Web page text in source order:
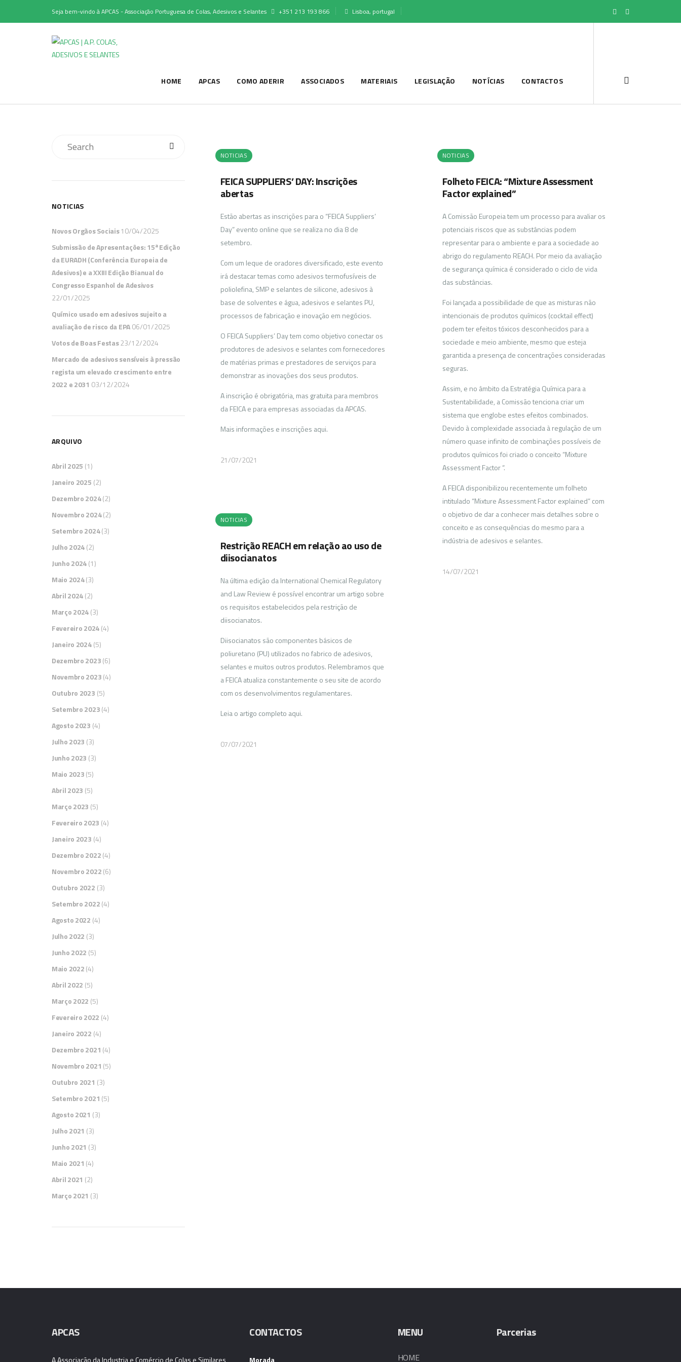
Seja bem-vindo à APCAS - Associação Portuguesa de Colas, Adesivos e Selantes +351 213 193 866 Lisboa, portugal
HOME APCAS COMO ADERIR ASSOCIADOS MATERIAIS LEGISLAÇÃO NOTÍCIAS CONTACTOS
NOTICIAS
FEICA SUPPLIERS’ DAY: Inscrições
abertas
Estão abertas as inscrições para o “FEICA Suppliers’
Day” evento online que se realiza no dia 8 de
setembro.
Com um leque de oradores diversificado, este evento
irá destacar temas como adesivos termofusíveis de
poliolefina, SMP e selantes de silicone, adesivos à
base de solventes e água, adesivos e selantes PU,
processos de fabricação e inovação em negócios.
O FEICA Suppliers’ Day tem como objetivo conectar os
produtores de adesivos e selantes com fornecedores
de matérias primas e prestadores de serviços para
demonstrar as inovações dos seus produtos.
A inscrição é obrigatória, mas gratuita para membros
da FEICA e para empresas associadas da APCAS.
Mais informações e inscrições aqui.
21/07/2021
NOTICIAS
Folheto FEICA: “Mixture Assessment
Factor explained”
A Comissão Europeia tem um processo para avaliar os
potenciais riscos que as substâncias podem
representar para o ambiente e para a sociedade ao
abrigo do regulamento REACH. Por meio da avaliação
de segurança química é considerado o ciclo de vida
das substâncias.
Foi lançada a possibilidade de que as misturas não
intencionais de produtos químicos (cocktail effect)
podem ter efeitos tóxicos desconhecidos para a
sociedade e meio ambiente, mesmo que esteja
garantida a presença de concentrações consideradas
seguras.
Assim, e no âmbito da Estratégia Química para a
Sustentabilidade, a Comissão tenciona criar um
sistema que englobe estes efeitos combinados.
Devido à complexidade associada à regulação de um
número quase infinito de combinações possíveis de
produtos químicos foi criado o conceito “Mixture
Assessment Factor “.
A FEICA disponibilizou recentemente um folheto
intitulado “Mixture Assessment Factor explained” com
o objetivo de dar a conhecer mais detalhes sobre o
conceito e as consequências do mesmo para a
indústria de adesivos e selantes.
14/07/2021
NOTICIAS
Restrição REACH em relação ao uso de
diisocianatos
Na última edição da International Chemical Regulatory
and Law Review é possível encontrar um artigo sobre
os requisitos estabelecidos pela restrição de
diisocianatos.
Diisocianatos são componentes básicos de
poliuretano (PU) utilizados no fabrico de adesivos,
selantes e muitos outros produtos. Relembramos que
a FEICA atualiza constantemente o seu site de acordo
com os desenvolvimentos regulamentares.
Leia o artigo completo aqui.
07/07/2021
NOTICIAS
Novos Orgãos Sociais10/04/2025
Submissão de Apresentações: 15ª Edição
da EURADH (Conferência Europeia de
Adesivos) e a XXIII Edição Bianual do
Congresso Espanhol de Adesivos
22/01/2025
Químico usado em adesivos sujeito a
avaliação de risco da EPA06/01/2025
Votos de Boas Festas23/12/2024
Mercado de adesivos sensíveis à pressão
regista um elevado crescimento entre
2022 e 2031 03/12/2024
ARQUIVO
Abril 2025 (1)
Janeiro 2025 (2)
Dezembro 2024(2)
Novembro 2024(2)
Setembro 2024(3)
Julho 2024(2)
Junho 2024(1)
Maio 2024(3)
Abril 2024(2)
Março 2024(3)
Fevereiro 2024(4)
Janeiro 2024(5)
Dezembro 2023(6)
Novembro 2023(4)
Outubro 2023 (5)
Setembro 2023(4)
Agosto 2023 (4)
Julho 2023 (3)
Junho 2023 (3)
Maio 2023(5)
Abril 2023 (5)
Março 2023 (5)
Fevereiro 2023 (4)
Janeiro 2023 (4)
Dezembro 2022(4)
Novembro 2022(6)
Outubro 2022 (3)
Setembro 2022(4)
Agosto 2022 (4)
Julho 2022 (3)
Junho 2022 (5)
Maio 2022(4)
Abril 2022 (5)
Março 2022 (5)
Fevereiro 2022 (4)
Janeiro 2022 (4)
Dezembro 2021 (4)
Novembro 2021 (5)
Outubro 2021 (3)
Setembro 2021 (5)
Agosto 2021 (3)
Julho 2021 (3)
Junho 2021 (3)
Maio 2021 (4)
Abril 2021 (2)
Março 2021 (3)
APCAS
A Associação da Industria e Comércio de Colas e Similares
CONTACTOS
Morada
MENU
HOME
Parcerias